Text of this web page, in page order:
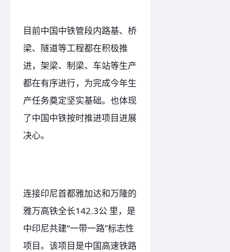
目前中国中铁管段内路基、桥
梁、隧道等工程都在积极推
进，架梁、制梁、车站等生产
都在有序进行，为完成今年生
产任务奠定坚实基础。也体现
了中国中铁按时推进项目进展
决心。
连接印尼首都雅加达和万隆的
雅万高铁全长142.3公 里，是
中印尼共建“一带一路”标志性
项目。该项目是中国高速铁路